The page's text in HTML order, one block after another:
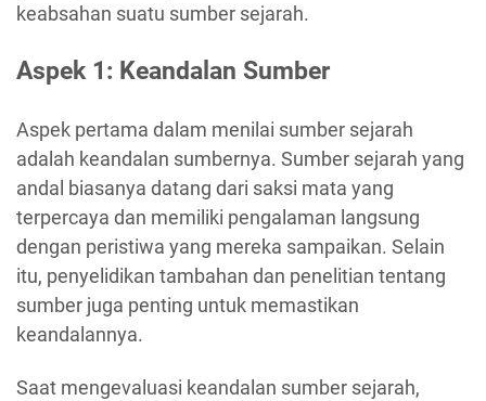
keabsahan suatu sumber sejarah.
Aspek 1: Keandalan Sumber
Aspek pertama dalam menilai sumber sejarah
adalah keandalan sumbernya. Sumber sejarah yang
andal biasanya datang dari saksi mata yang
terpercaya dan memiliki pengalaman langsung
dengan peristiwa yang mereka sampaikan. Selain
itu, penyelidikan tambahan dan penelitian tentang
sumber juga penting untuk memastikan
keandalannya.
Saat mengevaluasi keandalan sumber sejarah,